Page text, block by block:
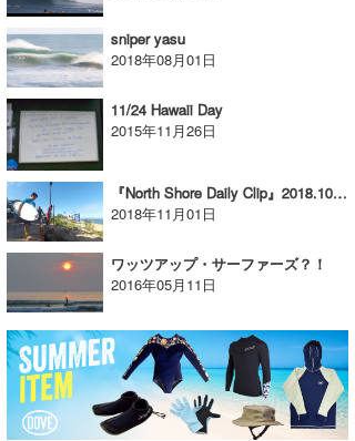
sniper yasu
2018年08月01日
11/24 Hawaii Day
2015年11月26日
『North Shore Daily Clip』2018.10.31 @ Sunset Beach
2018年11月01日
ワッツアップ・サーファーズ？！
2016年05月11日